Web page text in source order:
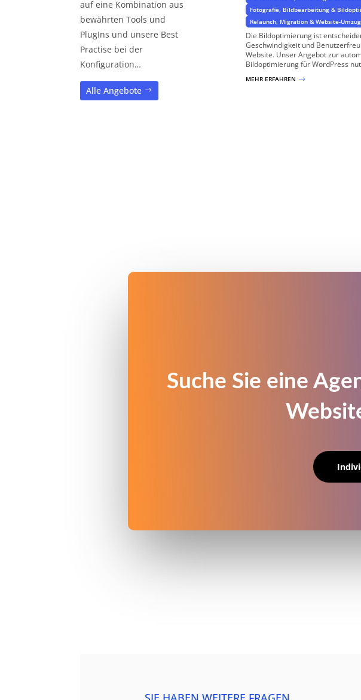
auf eine Kombination aus
bewährten Tools und
PlugIns und unsere Best
Practise bei der
Konfiguration…
Alle Angebote
Fotografie, Bildbearbeitung &
Relaunch, Migration & Website-Umzug
Die Bildoptimierung ist
Geschwindigkeit und
Website. Unser Angebot zur
Bildoptimierung für WordPress
MEHR ERFAHREN $
Suche Sie eine